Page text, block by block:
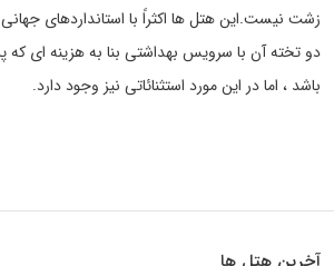
زشت نیست.این هتل ها اکثراً با استانداردهای
دو تخته آن با سرویس بهداشتی بنا به هزینه ای
باشد ، اما در این مورد استثنائاتی نیز وجود دارد.